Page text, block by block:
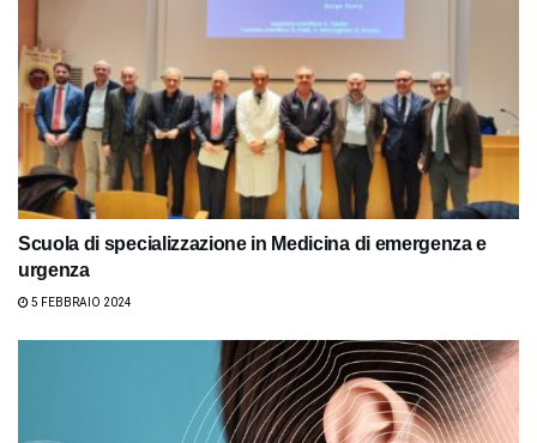
Scuola di specializzazione in Medicina di emergenza e
urgenza
5 FEBBRAIO 2024